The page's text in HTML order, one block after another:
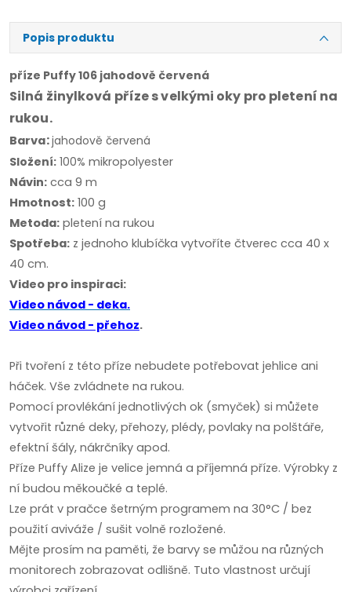
Popis produktu
příze Puffy 106 jahodově červená
Silná žinylková příze s velkými oky pro pletení na
rukou.
Barva:jahodově červená
Složení: 100% mikropolyester
Návin: cca 9 m
Hmotnost: 100 g
Metoda: pletení na rukou
Spotřeba: z jednoho klubíčka vytvoříte čtverec cca 40 x
40 cm.
Video pro inspiraci:
Video návod - deka.
Video návod - přehoz.
Při tvoření z této příze nebudete potřebovat jehlice ani
háček. Vše zvládnete na rukou.
Pomocí provlékání jednotlivých ok (smyček) si můžete
vytvořit různé deky, přehozy, plédy, povlaky na polštáře,
efektní šály, nákrčníky apod.
Příze Puffy Alize je velice jemná a příjemná příze. Výrobky z
ní budou měkoučké a teplé.
Lze prát v pračce šetrným programem na 30°C / bez
použití aviváže / sušit volně rozložené.
Mějte prosím na paměti, že barvy se můžou na různých
monitorech zobrazovat odlišně. Tuto vlastnost určují